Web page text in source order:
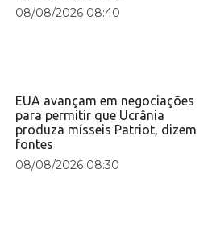
08/08/2026 08:40
EUA avançam em negociações
para permitir que Ucrânia
produza mísseis Patriot, dizem
fontes
08/08/2026 08:30